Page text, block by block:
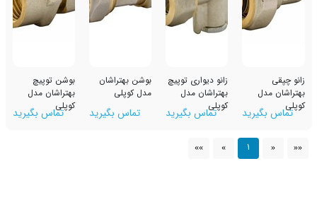
زانو دیواری توپیچ
بهتراشان مدل
کوپلیتماس بگیرید
بوشن بهتراشان
مدل کوپلی
تماس بگیرید
بوشن توپیچ
بهتراشان مدل
کوپلیتماس بگیرید